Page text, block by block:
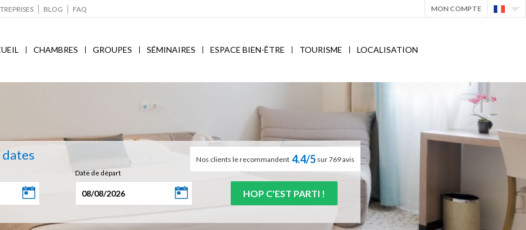
BLOG FAQ MON COMPTE
CHAMBRES GROUPES SÉMINAIRES ESPACE BIEN-ÊTRE TOURISME LOCALISATION
dates Nos clients le recommandent 4.4/5 sur 769 avis
Date de départ